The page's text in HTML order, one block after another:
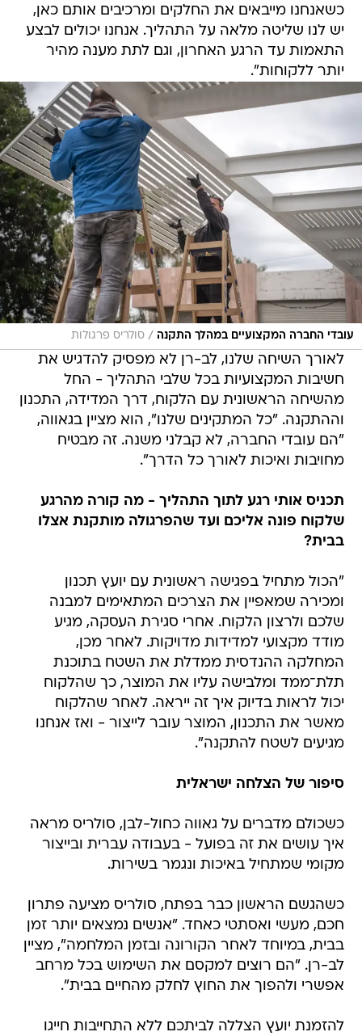
כשאנחנו מייבאים את החלקים ומרכיבים אותם כאן,
יש לנו שליטה מלאה על התהליך. אנחנו יכולים לבצע
התאמות עד הרגע האחרון, וגם לתת מענה מהיר
יותר ללקוחות".
עובדי החברה המקצועיים במהלך התקנה / סולריס פרגולות
לאורך השיחה שלנו, לב-רן לא מפסיק להדגיש את
חשיבות המקצועיות בכל שלבי התהליך - החל
מהשיחה הראשונית עם הלקוח, דרך המדידה, התכנון
וההתקנה. "כל המתקינים שלנו", הוא מציין בגאווה,
"הם עובדי החברה, לא קבלני משנה. זה מבטיח
מחויבות ואיכות לאורך כל הדרך".
תכניס אותי רגע לתוך התהליך - מה קורה מהרגע
שלקוח פונה אליכם ועד שהפרגולה מותקנת אצלו
בבית?
"הכול מתחיל בפגישה ראשונית עם יועץ תכנון
ומכירה שמאפיין את הצרכים המתאימים למבנה
שלכם ולרצון הלקוח. אחרי סגירת העסקה, מגיע
מודד מקצועי למדידות מדויקות. לאחר מכן,
המחלקה ההנדסית ממדלת את השטח בתוכנת
תלת־ממד ומלבישה עליו את המוצר, כך שהלקוח
יכול לראות בדיוק איך זה ייראה. לאחר שהלקוח
מאשר את התכנון, המוצר עובר לייצור - ואז אנחנו
מגיעים לשטח להתקנה".
סיפור של הצלחה ישראלית
כשכולם מדברים על גאווה כחול-לבן, סולריס מראה
איך עושים את זה בפועל - בעבודה עברית ובייצור
מקומי שמתחיל באיכות ונגמר בשירות.
כשהגשם הראשון כבר בפתח, סולריס מציעה פתרון
חכם, מעשי ואסתטי כאחד. "אנשים נמצאים יותר זמן
בבית, במיוחד לאחר הקורונה ובזמן המלחמה", מציין
לב-רן. "הם רוצים למקסם את השימוש בכל מרחב
אפשרי ולהפוך את החוץ לחלק מהחיים בבית".
להזמנת יועץ הצללה לביתכם ללא התחייבות חייגו